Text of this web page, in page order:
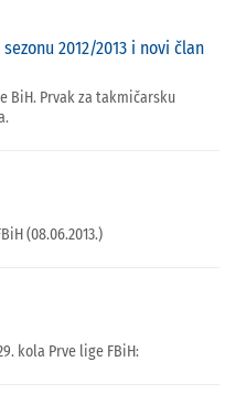
2012/2013 i novi član
BiH. Prvak za takmičarsku
(08.06.2013.)
kola Prve lige FBiH: